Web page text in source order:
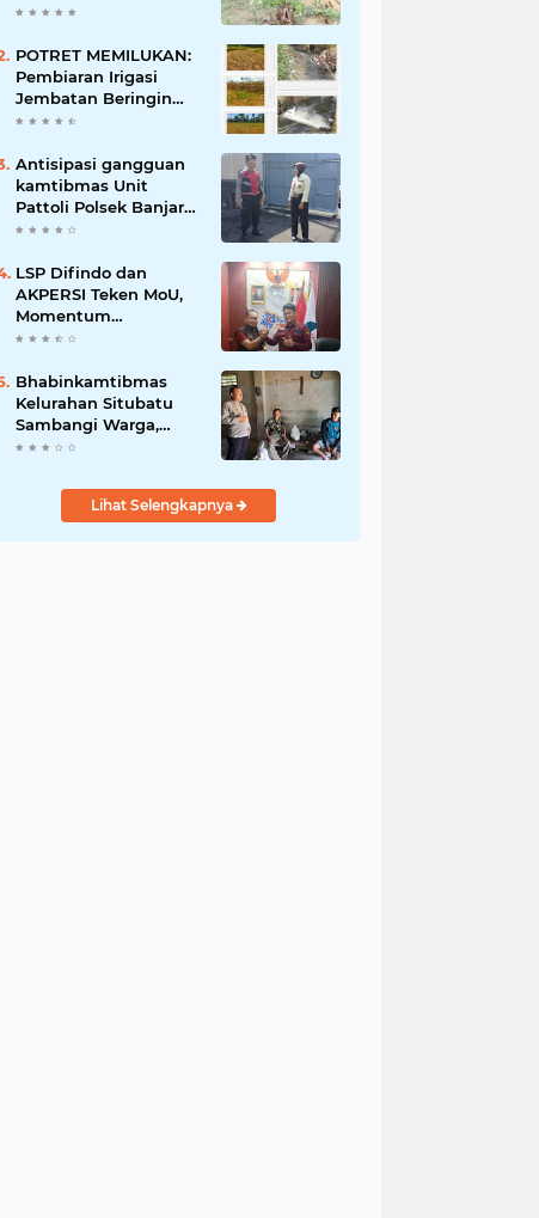
terendam banjir
POTRET MEMILUKAN:
Pembiaran Irigasi
Jembatan Beringin
Pagar Alam Berujung
Antisipasi gangguan
kamtibmas Unit
Pattoli Polsek Banjar
melaksanakan patroli
keramaian di wilayah
hukum
LSP Difindo dan
AKPERSI Teken MoU,
Momentum
Kebangkitan
Jurnalis Nasional
Bhabinkamtibmas
Kelurahan Situbatu
Sambangi Warga,
Perkuat Silaturahmi
Wilayah
Lihat Selengkapnya